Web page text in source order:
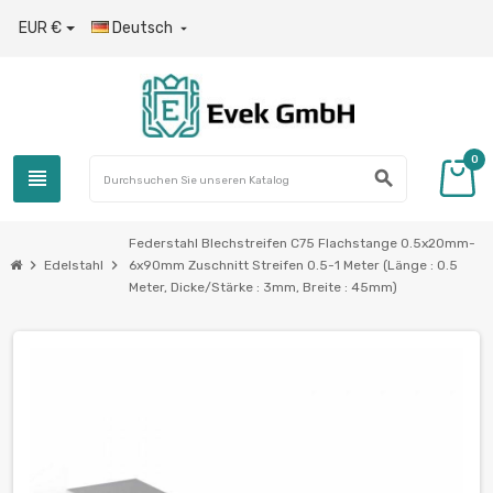
EUR € Deutsch 
view_headline search
0
chevron_right Edelstahl chevron_right
Federstahl Blechstreifen C75 Flachstange 0.5x20mm-
6x90mm Zuschnitt Streifen 0.5-1 Meter (Länge : 0.5
Meter, Dicke/Stärke : 3mm, Breite : 45mm)